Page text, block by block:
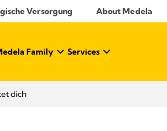
Versorgung About Medela
Family Services
dich